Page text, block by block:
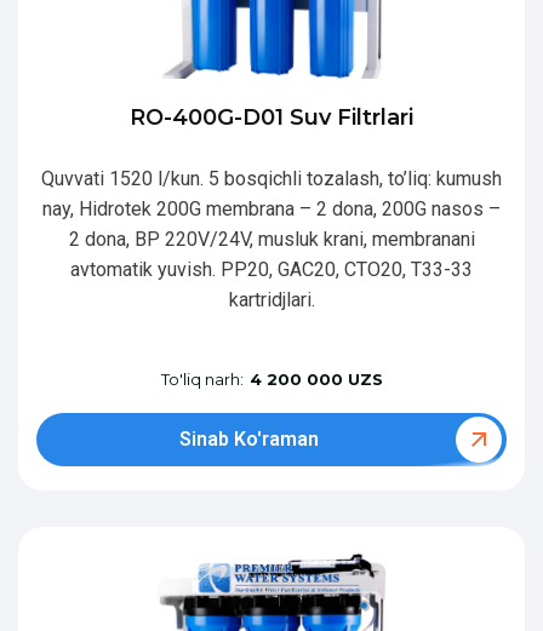
RO-400G-D01 Suv Filtrlari
Quvvati 1520 l/kun. 5 bosqichli tozalash, to’liq: kumush
nay, Hidrotek 200G membrana – 2 dona, 200G nasos –
2 dona, BP 220V/24V, musluk krani, membranani
avtomatik yuvish. PP20, GAC20, CTO20, T33-33
kartridjlari.
To'liq narh: 4 200 000 UZS
Sinab Ko'raman